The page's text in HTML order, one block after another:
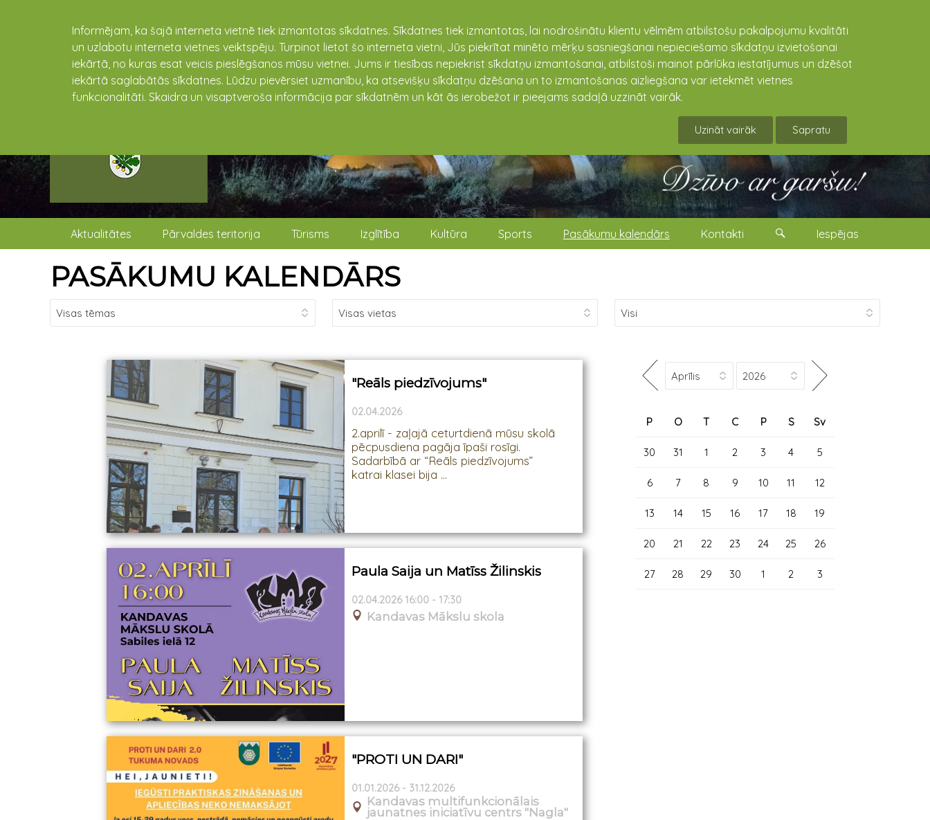
Informējam, ka šajā interneta vietnē tiek izmantotas sīkdatnes. Sīkdatnes tiek izmantotas, lai nodrošinātu klientu vēlmēm atbilstošu pakalpojumu kvalitāti
un uzlabotu interneta vietnes veiktspēju. Turpinot lietot šo interneta vietni, Jūs piekrītat minēto mērķu sasniegšanai nepieciešamo sīkdatņu izvietošanai
iekārtā, no kuras esat veicis pieslēgšanos mūsu vietnei. Jums ir tiesības nepiekrist sīkdatņu izmantošanai, atbilstoši mainot pārlūka iestatījumus un dzēšot
iekārtā saglabātās sīkdatnes. Lūdzu pievērsiet uzmanību, ka atsevišķu sīkdatņu dzēšana un to izmantošanas aizliegšana var ietekmēt vietnes
funkcionalitāti. Skaidra un visaptveroša informācija par sīkdatnēm un kāt ās ierobežot ir pieejams sadaļā uzzināt vairāk.
Uzināt vairāk Sapratu
Aktualitātes Pārvaldes teritorija Tūrisms Izglītība Kultūra Sports Pasākumu kalendārs Kontakti Iespējas
PASĀKUMU KALENDĀRS
"Reāls piedzīvojums"
02.04.2026
2.aprilī - zaļajā ceturtdienā mūsu skolā
pēcpusdiena pagāja īpaši rosīgi.
Sadarbībā ar “Reāls piedzīvojums”
katrai klasei bija ...
Paula Saija un Matīss Žilinskis
02.04.2026 16:00 - 17:30
Kandavas Mākslu skola
"PROTI UN DARI"
01.01.2026 - 31.12.2026
Kandavas multifunkcionālais
jaunatnes iniciatīvu centrs "Nagla"
P O T C P S Sv
30 31 1 2 3 4 5
6 7 8 9 10 11 12
13 14 15 16 17 18 19
20 21 22 23 24 25 26
27 28 29 30 1 2 3